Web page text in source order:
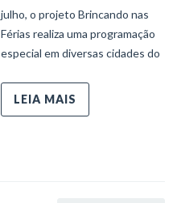
julho, o projeto Brincando nas
Férias realiza uma programação
especial em diversas cidades do
LEIA MAIS